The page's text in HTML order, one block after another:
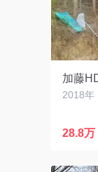
加藤
2018年
28.8万